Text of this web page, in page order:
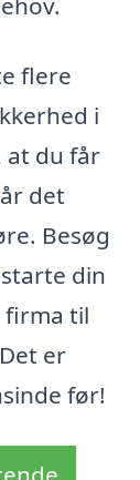
flere
i
at du får
det
Besøg
din
firma til
er
før!